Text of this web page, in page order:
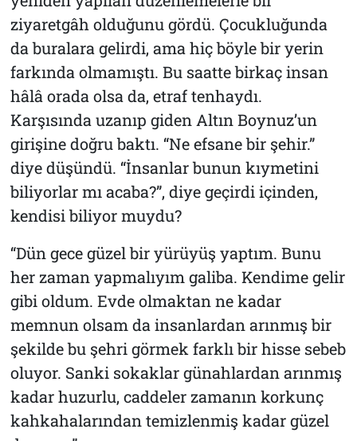
ziyaretgâh olduğunu gördü. Çocukluğunda
da buralara gelirdi, ama hiç böyle bir yerin
farkında olmamıştı. Bu saatte birkaç insan
hâlâ orada olsa da, etraf tenhaydı.
Karşısında uzanıp giden Altın Boynuz’un
girişine doğru baktı. “Ne efsane bir şehir.”
diye düşündü. “İnsanlar bunun kıymetini
biliyorlar mı acaba?”, diye geçirdi içinden,
kendisi biliyor muydu?
“Dün gece güzel bir yürüyüş yaptım. Bunu
her zaman yapmalıyım galiba. Kendime gelir
gibi oldum. Evde olmaktan ne kadar
memnun olsam da insanlardan arınmış bir
şekilde bu şehri görmek farklı bir hisse sebeb
oluyor. Sanki sokaklar günahlardan arınmış
kadar huzurlu, caddeler zamanın korkunç
kahkahalarından temizlenmiş kadar güzel